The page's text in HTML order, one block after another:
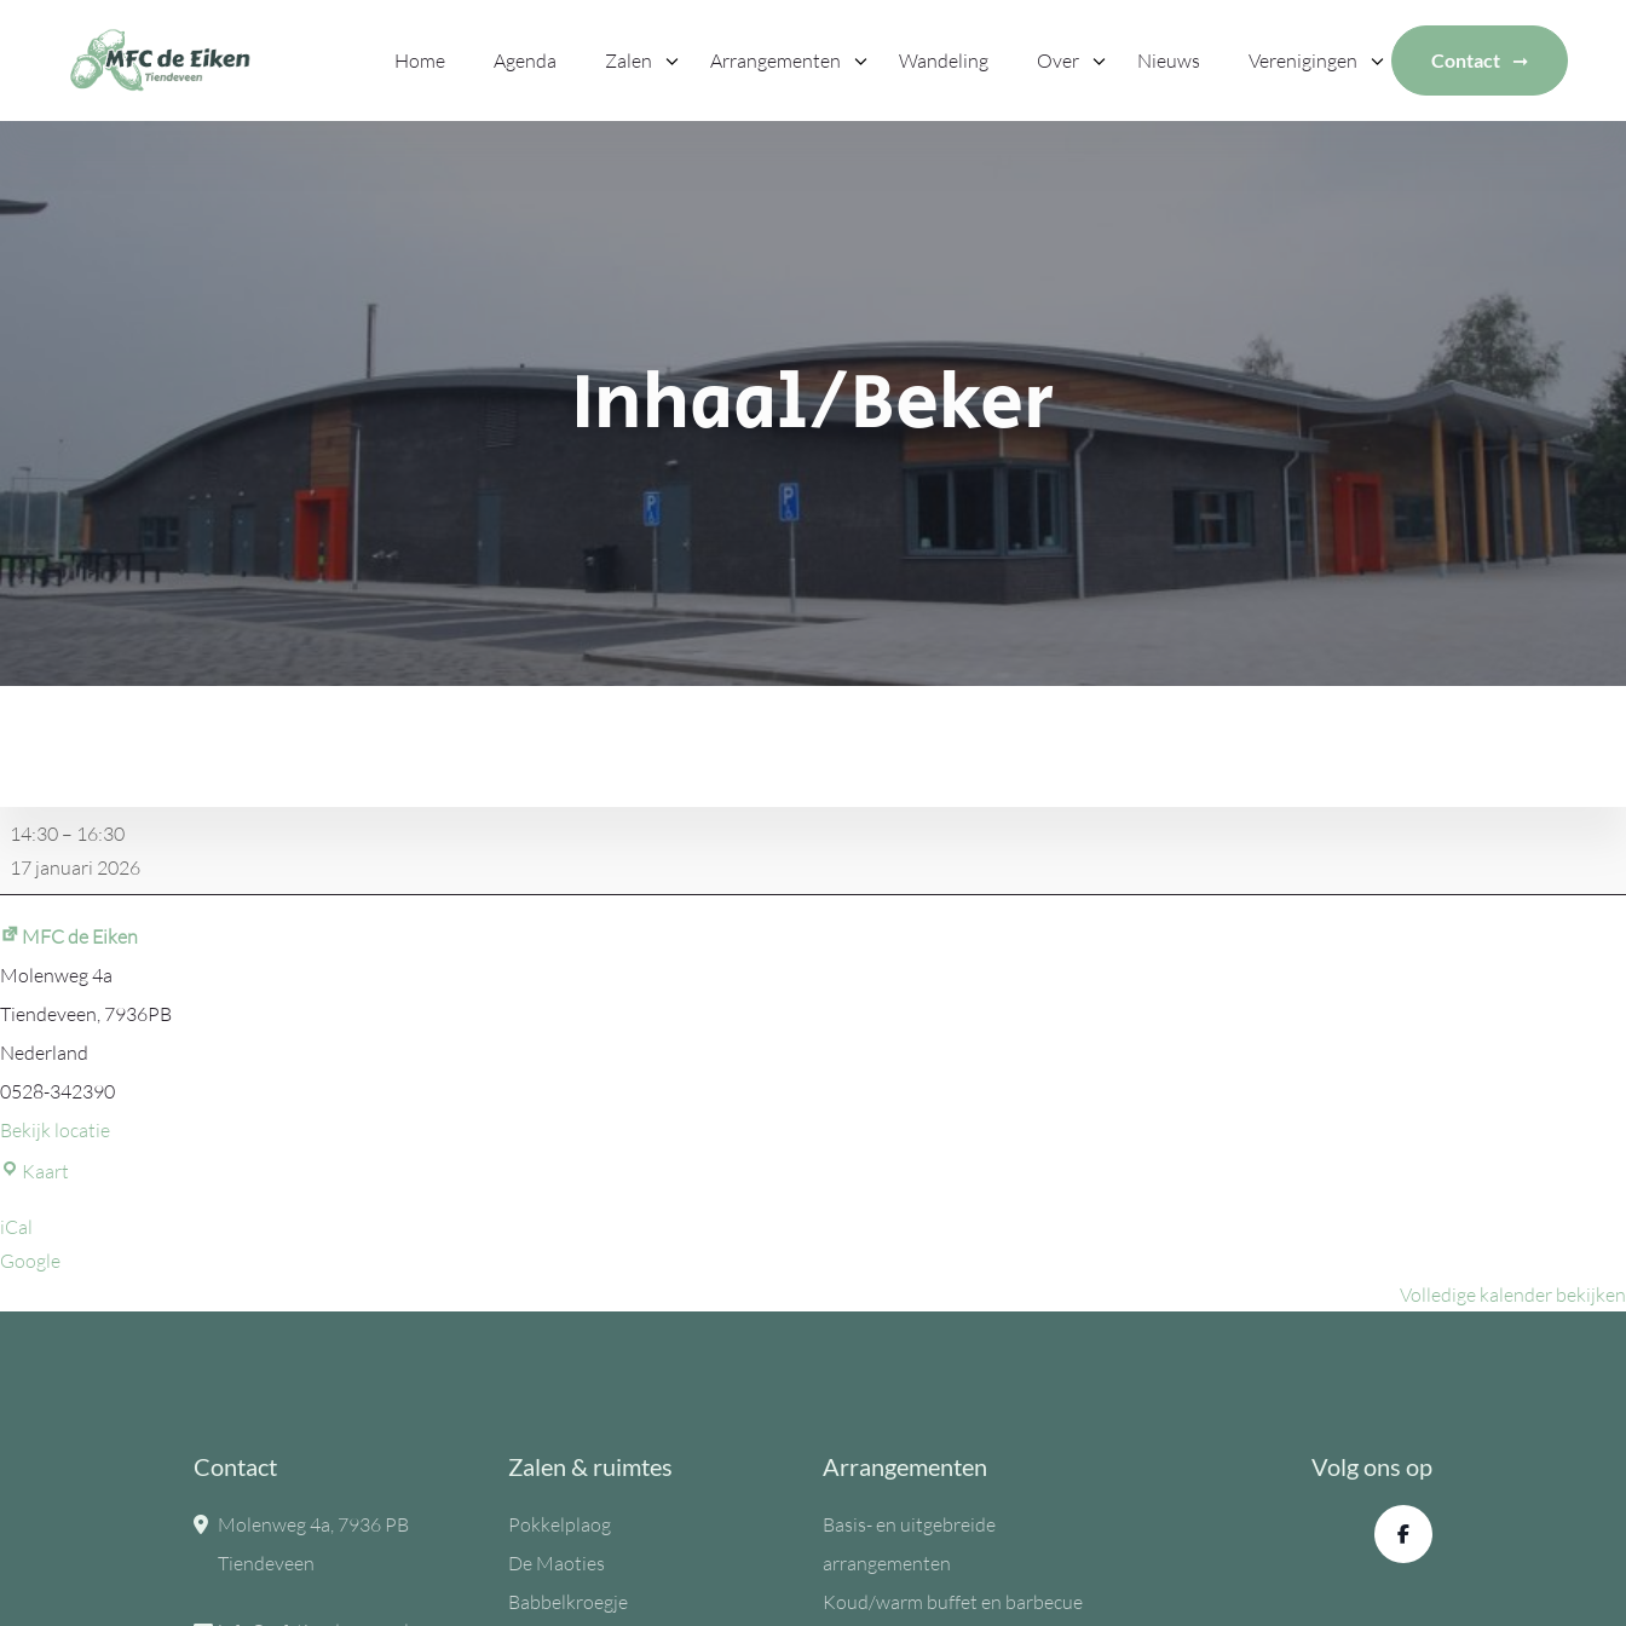
Home
Agenda Zalen Arrangementen Wandeling Over Nieuws Verenigingen Contact
Inhaal/Beker
14:30 – 16:30
17 januari 2026
MFC de Eiken
Molenweg 4a
Tiendeveen, 7936PB
Nederland
0528-342390
Bekijk locatie
Kaart
iCal
Google
Volledige kalender bekijken
Contact
Molenweg 4a, 7936 PB
Tiendeveen
Zalen & ruimtes
Pokkelplaog
De Maoties
Babbelkroegje
Arrangementen
Basis- en uitgebreide
arrangementen
Koud/warm buffet en barbecue
Volg ons op